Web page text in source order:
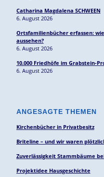
Catharina Magdalena SCHWEEN
6. August 2026
Ortsfamilienbücher erfassen:
aussehen?
6. August 2026
10.000 Friedhöfe im Grabstein-
6. August 2026
ANGESAGTE THEMEN
Kirchenbücher in Privatbesitz
Briteline – und wir waren
Zuverlässigkeit Stammbäume
Projektidee Hausgeschichte